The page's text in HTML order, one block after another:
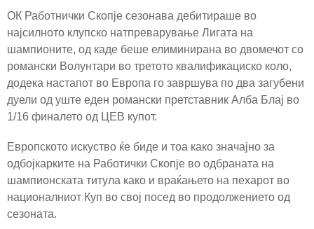
ОК Работнички Скопје сезонава дебитираше во
најсилното клупско натпреварување Лигата на
шампионите, од каде беше елиминирана во двомечот со
романски Волунтари во третото квалификациско коло,
додека настапот во Европа го завршува по два загубени
дуели од уште еден романски претставник Алба Блај во
1/16 финалето од ЦЕВ купот.
Европското искуство ќе биде и тоа како значајно за
одбојкарките на Работички Скопје во одбраната на
шампионската титула како и враќањето на пехарот во
националниот Куп во свој посед во продолжението од
сезоната.